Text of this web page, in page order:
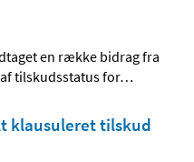
en række bidrag fra
tilskudsstatus for…
klausuleret tilskud